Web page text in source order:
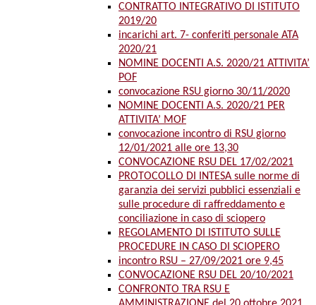
CONTRATTO INTEGRATIVO DI ISTITUTO
2019/20
incarichi art. 7- conferiti personale ATA
2020/21
NOMINE DOCENTI A.S. 2020/21 ATTIVITA’
POF
convocazione RSU giorno 30/11/2020
NOMINE DOCENTI A.S. 2020/21 PER
ATTIVITA’ MOF
convocazione incontro di RSU giorno
12/01/2021 alle ore 13,30
CONVOCAZIONE RSU DEL 17/02/2021
PROTOCOLLO DI INTESA sulle norme di
garanzia dei servizi pubblici essenziali e
sulle procedure di raffreddamento e
conciliazione in caso di sciopero
REGOLAMENTO DI ISTITUTO SULLE
PROCEDURE IN CASO DI SCIOPERO
incontro RSU – 27/09/2021 ore 9,45
CONVOCAZIONE RSU DEL 20/10/2021
CONFRONTO TRA RSU E